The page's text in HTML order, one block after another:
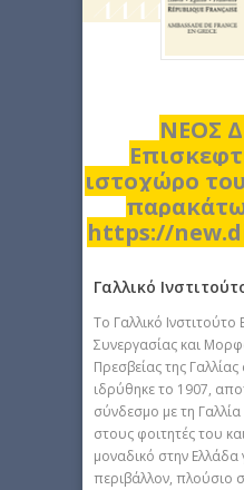
ΝΕΟΣ
ιστοχώρο
https://
Γαλλικό
To Γαλλικό
Συνεργασίας και
Πρεσβείας της
ιδρύθηκε το 1907,
σύνδεσμο με τη
στους φοιτητές του
μοναδικό στην
περιβάλλον, πλούσιο